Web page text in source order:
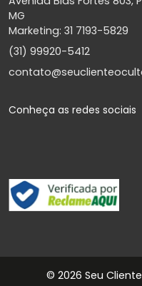
MG
Marketing: 31 7193-5829
(31) 99920-5412
Conheça as redes sociais
© 2026 Seu